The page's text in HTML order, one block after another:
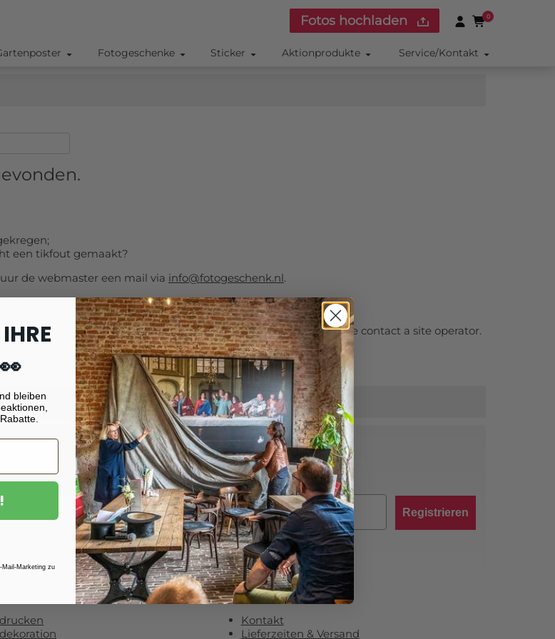
Fotos hochladen 0
Fotogeschenke Sticker Aktionprodukte Service/Kontakt
een tikfout gemaakt?
de webmaster een mail via info@fotogeschenk.nl.
our site. If you feel you have reached this page in error, please contact a site operator.
und erhalten SieRabatt von 10 %!
Registrieren
Informationen
Kontakt
Lieferzeiten & Versand
bleiben
Mail-Marketing zu